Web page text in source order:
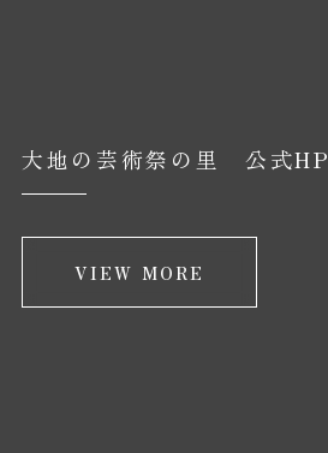
大地の芸術祭の里 公式HP
VIEW MORE